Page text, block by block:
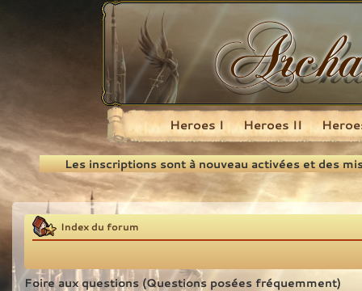
Recherche
Heroes I Heroes II
Les inscriptions sont à nouveau activées et des
Index du forum
Foire aux questions (Questions posées fréquemment)